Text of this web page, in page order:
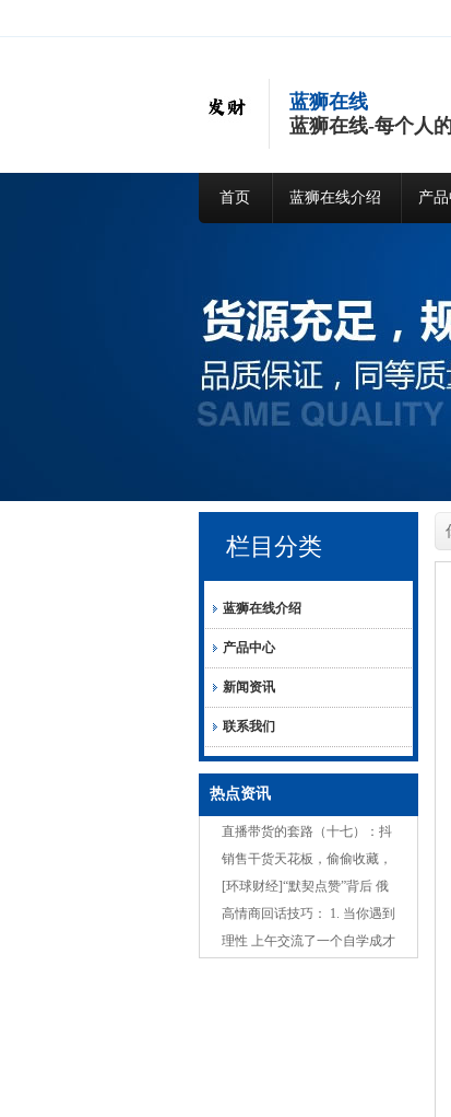
蓝狮在线
蓝狮在线-每个人
首页 蓝狮在线介绍 产
栏目分类
蓝狮在线介绍
产品中心
新闻资讯
联系我们
热点资讯
直播带货的套路（十七）：抖
音直播出新规：禁止憋单，小
心违规
销售干货天花板，偷偷收藏，
让客户快速信任，主动找你下
单！
[环球财经]“默契点赞”背后 俄
美频频出招
高情商回话技巧： 1. 当你遇到
困难时，朋友问你：...
理性 上午交流了一个自学成才